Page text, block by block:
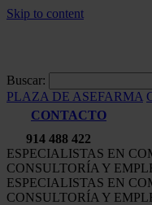
Skip to content
Buscar:
PLAZA DE ASEFARMA
CONTACTO
914 488 422
ESPECIALISTAS EN
CONSULTORÍA Y
ESPECIALISTAS EN
CONSULTORÍA Y